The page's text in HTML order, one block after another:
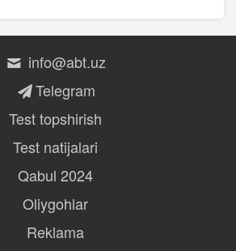
info@abt.uz
Telegram
Test topshirish
Test natijalari
Qabul 2024
Oliygohlar
Reklama